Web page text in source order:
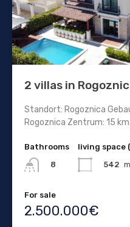
2 villas in
Standort: Rogoznica
Rogoznica Zentrum: 15
Bathrooms
8
living space
542
For sale
2.500.000€